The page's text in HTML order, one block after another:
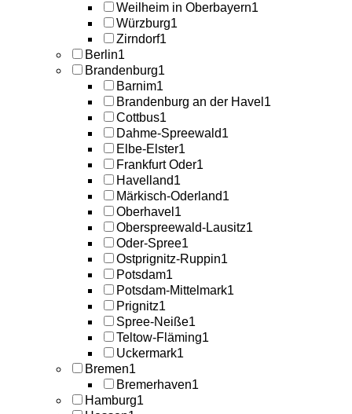
Weilheim in Oberbayern1
Würzburg1
Zirndorf1
Berlin1
Brandenburg1
Barnim1
Brandenburg an der Havel 1
Cottbus1
Dahme-Spreewald1
Elbe-Elster1
Frankfurt Oder1
Havelland1
Märkisch-Oderland1
Oberhavel 1
Oberspreewald-Lausitz1
Oder-Spree1
Ostprignitz-Ruppin1
Potsdam1
Potsdam-Mittelmark1
Prignitz1
Spree-Neiße1
Teltow-Fläming1
Uckermark1
Bremen1
Bremerhaven1
Hamburg1